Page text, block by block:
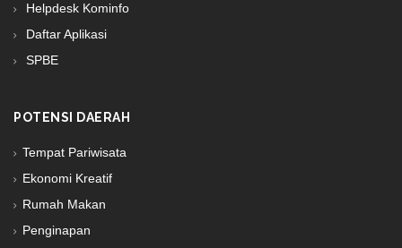
Helpdesk Kominfo
Daftar Aplikasi
SPBE
POTENSI DAERAH
Tempat Pariwisata
Ekonomi Kreatif
Rumah Makan
Penginapan